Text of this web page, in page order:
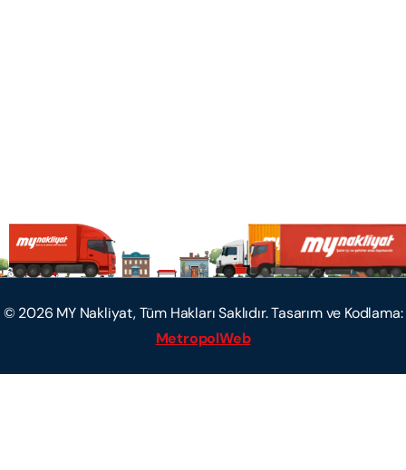
© 2026 MY Nakliyat, Tüm Hakları Saklıdır. Tasarım ve Kodlama:
MetropolWeb